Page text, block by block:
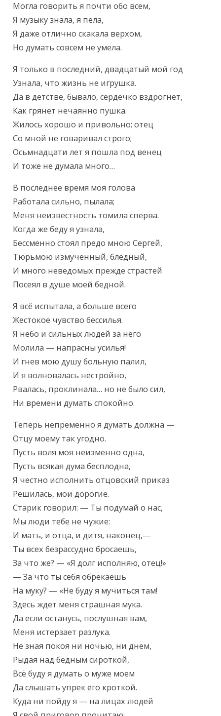
Могла говорить я почти обо всем,
Я музыку знала, я пела,
Я даже отлично скакала верхом,
Но думать совсем не умела.
Я только в последний, двадцатый мой год
Узнала, что жизнь не игрушка.
Да в детстве, бывало, сердечко вздрогнет,
Как грянет нечаянно пушка.
Жилось хорошо и привольно; отец
Со мной не говаривал строго;
Осьмнадцати лет я пошла под венец
И тоже не думала много…
В последнее время моя голова
Работала сильно, пылала;
Меня неизвестность томила сперва.
Когда же беду я узнала,
Бессменно стоял предо мною Сергей,
Тюрьмою измученный, бледный,
И много неведомых прежде страстей
Посеял в душе моей бедной.
Я всё испытала, а больше всего
Жестокое чувство бессилья.
Я небо и сильных людей за него
Молила — напрасны усилья!
И гнев мою душу больную палил,
И я волновалась нестройно,
Рвалась, проклинала… но не было сил,
Ни времени думать спокойно.
Теперь непременно я думать должна —
Отцу моему так угодно.
Пусть воля моя неизменно одна,
Пусть всякая дума бесплодна,
Я честно исполнить отцовский приказ
Решилась, мои дорогие.
Старик говорил: — Ты подумай о нас,
Мы люди тебе не чужие:
И мать, и отца, и дитя, наконец,—
Ты всех безрассудно бросаешь,
За что же? — «Я долг исполняю, отец!»
— За что ты себя обрекаешь
На муку? — «Не буду я мучиться там!
Здесь ждет меня страшная мука.
Да если останусь, послушная вам,
Меня истерзает разлука.
Не зная покоя ни ночью, ни днем,
Рыдая над бедным сироткой,
Всё буду я думать о муже моем
Да слышать упрек его кроткой.
Куда ни пойду я — на лицах людей